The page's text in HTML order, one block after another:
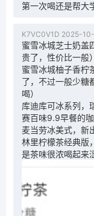
第一次喝还是帮大
K7VC0V1D 2025-
蜜雪冰城芝士奶盖
贵了，性价比一般）
蜜雪冰城柚子香柠
了，不过一般少糖
喝）
库迪库可冰系列，
赛百味9.9早餐的
麦当劳冰美式，新
林里柠檬茶经典版
是茶味很浓喝起来